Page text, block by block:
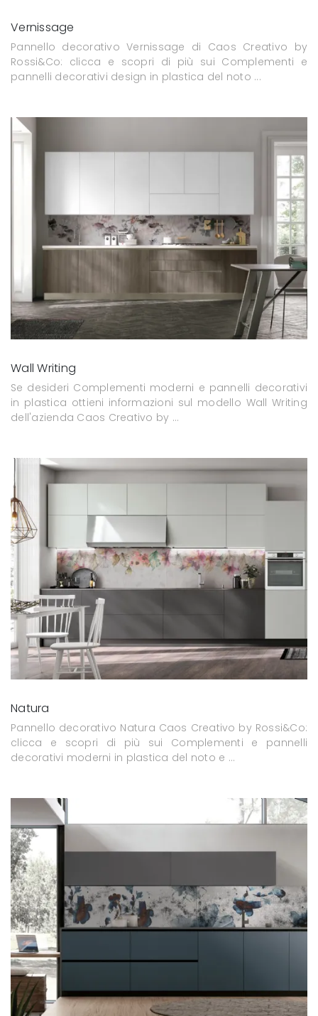
Vernissage
Pannello decorativo Vernissage di Caos Creativo by
Rossi&Co: clicca e scopri di più sui Complementi e
pannelli decorativi design in plastica del noto ...
Wall Writing
Se desideri Complementi moderni e pannelli decorativi
in plastica ottieni informazioni sul modello Wall Writing
dell'azienda Caos Creativo by ...
Natura
Pannello decorativo Natura Caos Creativo by Rossi&Co:
clicca e scopri di più sui Complementi e pannelli
decorativi moderni in plastica del noto e ...